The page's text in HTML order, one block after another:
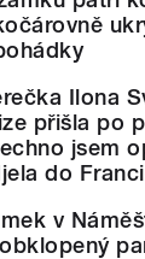
Ilona
přišla po
jsem
do
v